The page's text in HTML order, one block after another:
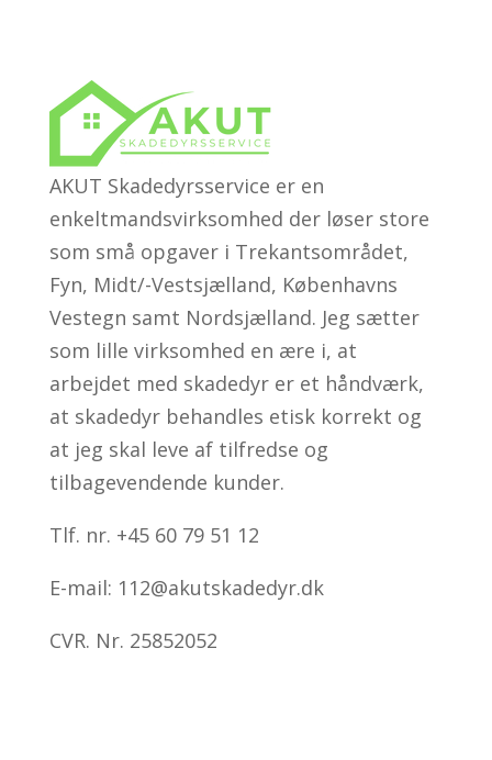
AKUT Skadedyrsservice er en
enkeltmandsvirksomhed der løser store
som små opgaver i Trekantsområdet,
Fyn, Midt/-Vestsjælland, Københavns
Vestegn samt Nordsjælland. Jeg sætter
som lille virksomhed en ære i, at
arbejdet med skadedyr er et håndværk,
at skadedyr behandles etisk korrekt og
at jeg skal leve af tilfredse og
tilbagevendende kunder.
Tlf. nr. +45 60 79 51 12
E-mail: 112@akutskadedyr.dk
CVR. Nr. 25852052